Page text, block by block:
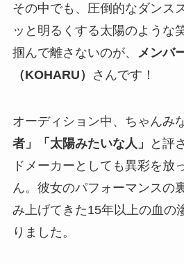
その中でも、圧倒的なダンス
ッと明るくする太陽のような
掴んで離さないのが、
メンバ
（KOHARU）
さんです！
オーディション中、ちゃんみ
者」「太陽みたいな人」
と評
ドメーカーとしても異彩を放
ん。彼女のパフォーマンスの
み上げてきた15年以上の血の
りました。